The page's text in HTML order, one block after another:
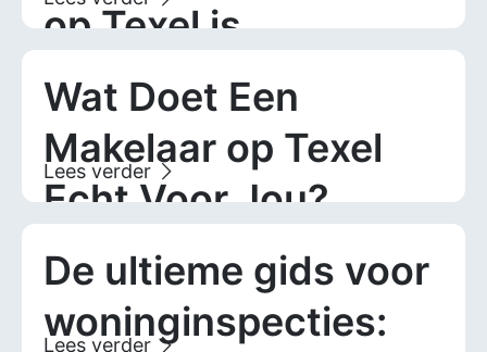
op Texel is
Wat Doet Een
Makelaar op Texel
Echt Voor Jou?
De ultieme gids voor
woninginspecties: